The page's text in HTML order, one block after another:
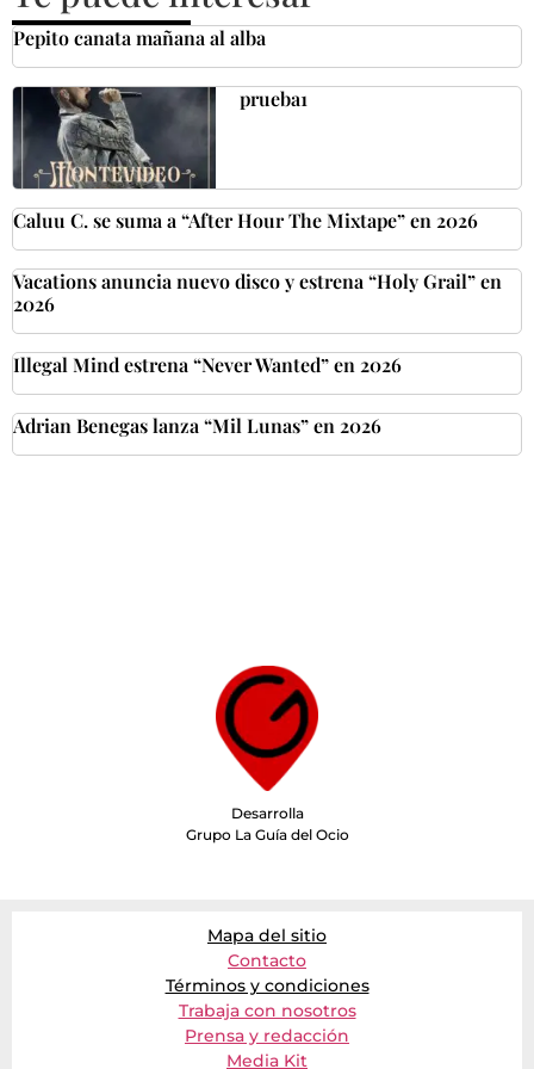
Pepito canata mañana al alba
prueba1
Caluu C. se suma a “After Hour The Mixtape” en 2026
Vacations anuncia nuevo disco y estrena “Holy Grail” en
2026
Illegal Mind estrena “Never Wanted” en 2026
Adrian Benegas lanza “Mil Lunas” en 2026
Desarrolla
Grupo La Guía del Ocio
Mapa del sitio
Contacto
Términos y condiciones
Trabaja con nosotros
Prensa y redacción
Media Kit